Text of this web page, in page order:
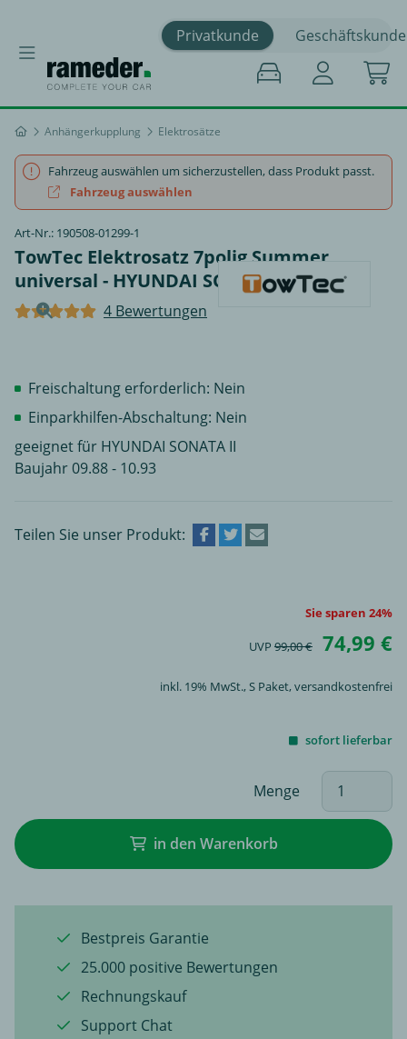
Privatkunde Geschäftskunde
Anhängerkupplung Elektrosätze
Fahrzeug auswählen um sicherzustellen, dass Produkt passt.
Fahrzeug auswählen
Art-Nr.: 190508-01299-1
TowTec Elektrosatz 7polig Summer
universal - HYUNDAI SONATA II
4 Bewertungen
Freischaltung erforderlich: Nein
Einparkhilfen-Abschaltung: Nein
geeignet für HYUNDAI SONATA II
Baujahr 09.88 - 10.93
Teilen Sie unser Produkt:
Sie sparen 24%
UVP 99,00 € 74,99 €
inkl. 19% MwSt.,S Paket, versandkostenfrei
sofort lieferbar
Menge
in den Warenkorb
Bestpreis Garantie
25.000 positive Bewertungen
Rechnungskauf
Support Chat